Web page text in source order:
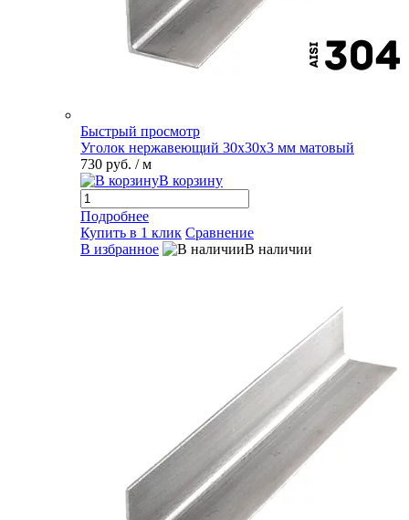
Быстрый просмотр
Уголок нержавеющий 30х30х3 мм матовый
730 руб. / м
В корзину
Подробнее
Купить в 1 клик Сравнение
В избранное
В наличии